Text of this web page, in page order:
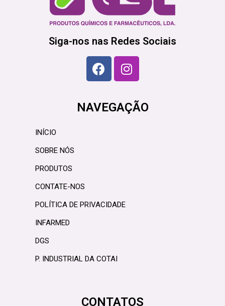
Siga-nos nas Redes Sociais
NAVEGAÇÃO
INÍCIO
SOBRE NÓS
PRODUTOS
CONTATE-NOS
POLÍTICA DE PRIVACIDADE
INFARMED
DGS
P. INDUSTRIAL DA COTAI
CONTATOS